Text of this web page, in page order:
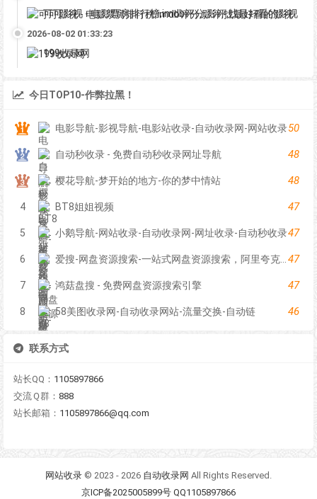
可可影视 - 电影票房排行榜,imdb评分,影评,找最好看的影视
2026-08-02 01:33:23
199收录网
今日TOP10-作弊拉黑！
电影导航-影视导航-电影站收录-自动收录网-网站收录50
自动秒收录 - 免费自动秒收录网址导航 48
樱花导航-梦开始的地方-你的梦中情站 48
4 BT8姐姐视频 47
5 小鹅导航-网站收录-自动收录网-网址收录-自动秒收录47
6 爱搜-网盘资源搜索-一站式网盘资源搜索，阿里夸克百度迅雷UC全聚合47
7 鸿菇盘搜 - 免费网盘资源搜索引擎 47
8 58美图收录网-自动收录网站-流量交换-自动链 46
联系方式
站长QQ： 1105897866
交流Ｑ群： 888
站长邮箱： 1105897866@qq.com
网站收录 © 2023 - 2026 自动收录网 All Rights Reserved.
京ICP备2025005899号 QQ1105897866